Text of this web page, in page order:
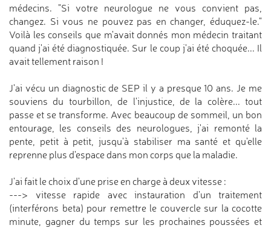
médecins. "Si votre neurologue ne vous convient pas,
changez. Si vous ne pouvez pas en changer, éduquez-le."
Voilà les conseils que m'avait donnés mon médecin traitant
quand j'ai été diagnostiquée. Sur le coup j'ai été choquée... Il
avait tellement raison !
J'ai vécu un diagnostic de SEP il y a presque 10 ans. Je me
souviens du tourbillon, de l'injustice, de la colère... tout
passe et se transforme. Avec beaucoup de sommeil, un bon
entourage, les conseils des neurologues, j'ai remonté la
pente, petit à petit, jusqu'à stabiliser ma santé et qu'elle
reprenne plus d'espace dans mon corps que la maladie.
J'ai fait le choix d'une prise en charge à deux vitesse :
---> vitesse rapide avec instauration d'un traitement
(interférons beta) pour remettre le couvercle sur la cocotte
minute, gagner du temps sur les prochaines poussées et